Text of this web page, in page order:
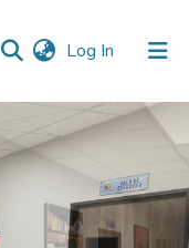
Log In (current)